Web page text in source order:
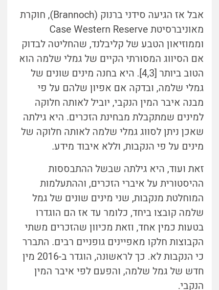
אבל אז הגיעה סידני ברנוק (Brannoch), חוקרת
מאוניברסיטת Case Western Reserve
וממוזיאון הטבע של קליבלנד, שהחליטה לבדוק
אם הסיווג המסורתי הקיים של גמלי שלמה הוא
הטוב ביותר [4,3]. היא בחנה מינים שונים של
גמלי שלמה, ובדקה אם אפיון שלהם על פי
מבנה איבר המין הנקבי, יוביל לאותה חלוקה
למינים שמתקבלת מבחינת הזכרים. היא גילתה
שאכן ניתן לסווג גמלי שלמה לאותה חלוקה של
מינים על פי הנקבות, וללא איבוד מידע.
זאת ועוד, היא גילתה שבשל ההתבססות
ההיסטורית על איברי הזכרים, וההתעלמות
המוחלטת מנקבות, שני מינים שונים של גמל
שלמה קובצו ביחד, כלומר עד אז הם הוגדרו
בטעות כמין אחד, וזאת מכיוון שהזכרים משתי
הקבוצות חלקו מאפיינים גופניים רבים. התברר
כי הנקבות לא. כך לראשונה, הוגדר ב-2016 מין
חדש של גמל שלמה, והפעם לפי איבר המין
הנקבי.